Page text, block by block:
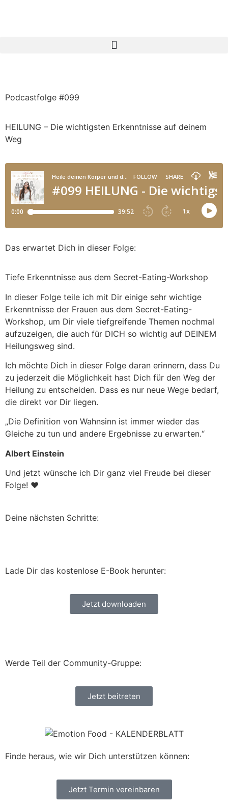
Podcastfolge #099
HEILUNG – Die wichtigsten Erkenntnisse auf deinem
Weg
Das erwartet Dich in dieser Folge:
Tiefe Erkenntnisse aus dem Secret-Eating-Workshop
In dieser Folge teile ich mit Dir einige sehr wichtige
Erkenntnisse der Frauen aus dem Secret-Eating-
Workshop, um Dir viele tiefgreifende Themen nochmal
aufzuzeigen, die auch für DICH so wichtig auf DEINEM
Heilungsweg sind.
Ich möchte Dich in dieser Folge daran erinnern, dass Du
zu jederzeit die Möglichkeit hast Dich für den Weg der
Heilung zu entscheiden. Dass es nur neue Wege bedarf,
die direkt vor Dir liegen.
„Die Definition von Wahnsinn ist immer wieder das
Gleiche zu tun und andere Ergebnisse zu erwarten.“
Albert Einstein
Und jetzt wünsche ich Dir ganz viel Freude bei dieser
Folge! ❤️
Deine nächsten Schritte:
Lade Dir das kostenlose E-Book herunter:
Jetzt downloaden
Werde Teil der Community-Gruppe:
Jetzt beitreten
Finde heraus, wie wir Dich unterstützen können:
Jetzt Termin vereinbaren